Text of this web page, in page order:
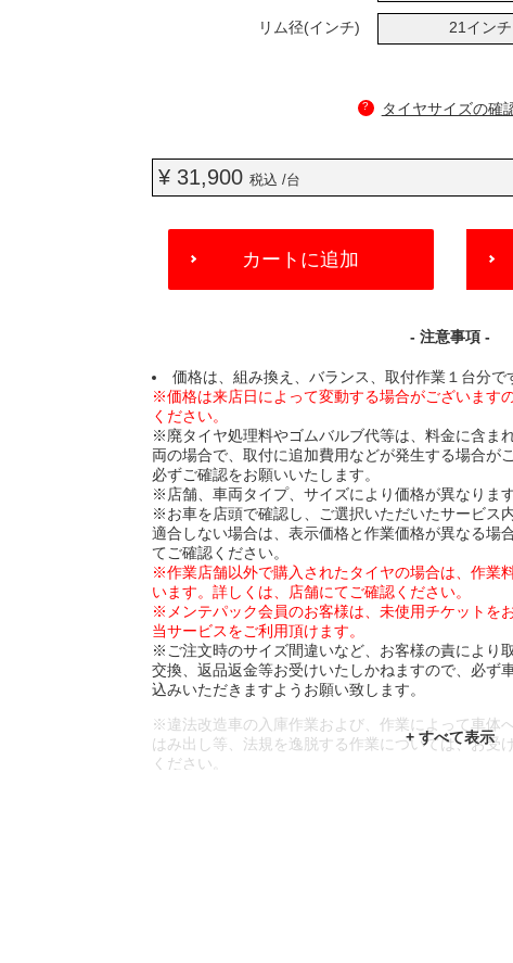
リム径(インチ) 21インチ
? タイヤサイズの確
¥ 31,900税込 /台
ADD
CART
カートに追加
- 注意事項 -
価格は、組み換え、バランス、取付作業１台分で
※価格は来店日によって変動する場合がございます
ください。
※廃タイヤ処理料やゴムバルブ代等は、料金に含ま
両の場合で、取付に追加費用などが発生する場合が
必ずご確認をお願いいたします。
※店舗、車両タイプ、サイズにより価格が異なりま
※お車を店頭で確認し、ご選択いただいたサービス
適合しない場合は、表示価格と作業価格が異なる場
てご確認ください。
※作業店舗以外で購入されたタイヤの場合は、作業
います。詳しくは、店舗にてご確認ください。
※メンテパック会員のお客様は、未使用チケットを
当サービスをご利用頂けます。
※ご注文時のサイズ間違いなど、お客様の責により
交換、返品返金等お受けいたしかねますので、必ず
込みいただきますようお願い致します。
※違法改造車の入庫作業および、作業によって車体
はみ出し等、法規を逸脱する作業については、お受
ください。